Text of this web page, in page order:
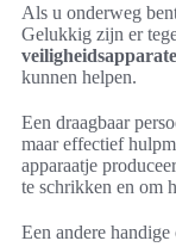
Als u onderweg
Gelukkig zijn er
kunnen helpen.
Een draagbaar
maar effectief
apparaatje
te schrikken en om
Een andere